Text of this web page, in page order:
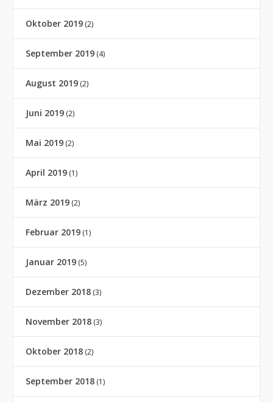
Oktober 2019 (2)
September 2019 (4)
August 2019 (2)
Juni 2019 (2)
Mai 2019 (2)
April 2019 (1)
März 2019 (2)
Februar 2019 (1)
Januar 2019 (5)
Dezember 2018 (3)
November 2018 (3)
Oktober 2018 (2)
September 2018 (1)